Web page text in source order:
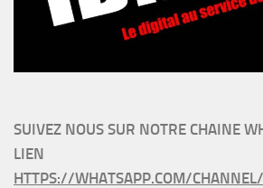
SUIVEZ NOUS SUR NOTRE CHAINE
LIEN
HTTPS://WHATSAPP.COM/